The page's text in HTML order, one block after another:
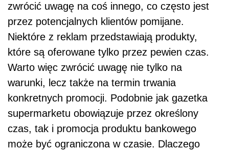
zwrócić uwagę na coś innego, co często jest
przez potencjalnych klientów pomijane.
Niektóre z reklam przedstawiają produkty,
które są oferowane tylko przez pewien czas.
Warto więc zwrócić uwagę nie tylko na
warunki, lecz także na termin trwania
konkretnych promocji. Podobnie jak gazetka
supermarketu obowiązuje przez określony
czas, tak i promocja produktu bankowego
może być ograniczona w czasie. Dlaczego